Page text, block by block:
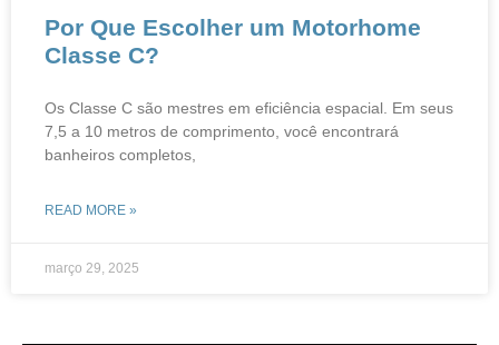
Por Que Escolher um Motorhome
Classe C?
Os Classe C são mestres em eficiência espacial. Em seus
7,5 a 10 metros de comprimento, você encontrará
banheiros completos,
READ MORE »
março 29, 2025